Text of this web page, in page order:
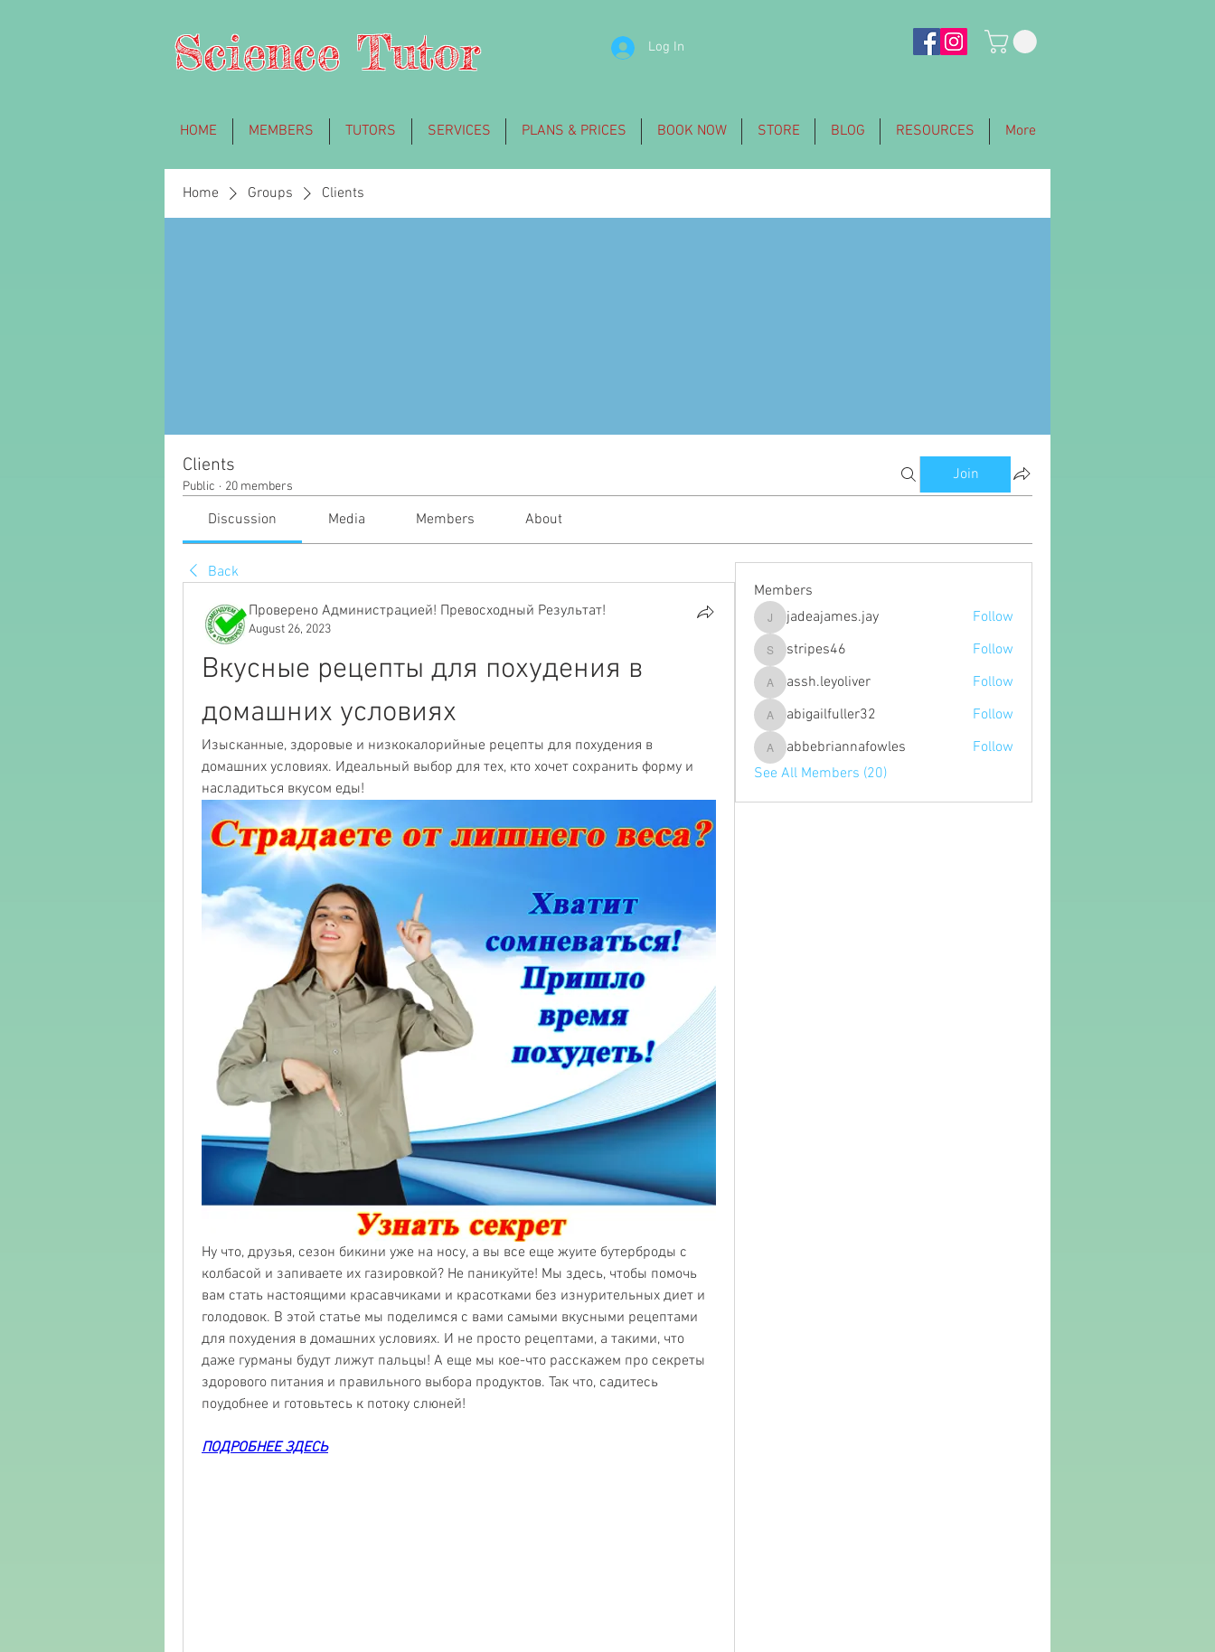
Log In
Science Tutor
HOME MEMBERS TUTORS SERVICES PLANS & PRICES BOOK NOW STORE BLOG RESOURCES More
Home Groups Clients
Clients
Public · 20 members
Join
Discussion Media Members About
Back
Проверено Администрацией! Превосходный Результат!
August 26, 2023
Вкусные рецепты для похудения в
домашних условиях
Изысканные, здоровые и низкокалорийные рецепты для похудения в
домашних условиях. Идеальный выбор для тех, кто хочет сохранить форму и
насладиться вкусом еды!
Ну что, друзья, сезон бикини уже на носу, а вы все еще жуите бутерброды с
колбасой и запиваете их газировкой? Не паникуйте! Мы здесь, чтобы помочь
вам стать настоящими красавчиками и красотками без изнурительных диет и
голодовок. В этой статье мы поделимся с вами самыми вкусными рецептами
для похудения в домашних условиях. И не просто рецептами, а такими, что
даже гурманы будут лижут пальцы! А еще мы кое-что расскажем про секреты
здорового питания и правильного выбора продуктов. Так что, садитесь
поудобнее и готовьтесь к потоку слюней!
ПОДРОБНЕЕ ЗДЕСЬ
Members
jadeajames.jay
jadeajames.jay Follow
stripes46
stripes46 Follow
assh.leyoliver
assh.leyoliver Follow
abigailfuller32
abigailfuller32 Follow
abbebriannafowles
abbebriannafowles
Follow
See All Members (20)